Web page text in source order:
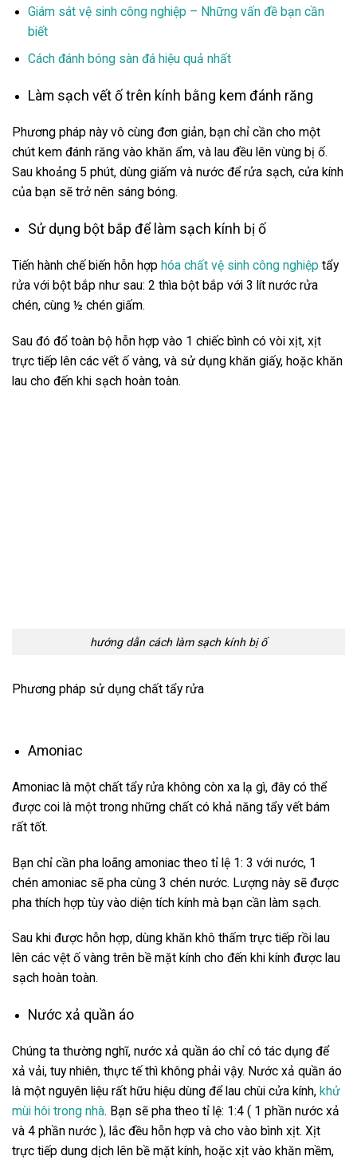
Giám sát vệ sinh công nghiệp – Những vấn đề bạn cần
biết
Cách đánh bóng sàn đá hiệu quả nhất
Làm sạch vết ố trên kính bằng kem đánh răng
Phương pháp này vô cùng đơn giản, bạn chỉ cần cho một
chút kem đánh răng vào khăn ẩm, và lau đều lên vùng bị ố.
Sau khoảng 5 phút, dùng giấm và nước để rửa sạch, cửa kính
của bạn sẽ trở nên sáng bóng.
Sử dụng bột bắp để làm sạch kính bị ố
Tiến hành chế biến hỗn hợp hóa chất vệ sinh công nghiệp tẩy
rửa với bột bắp như sau: 2 thìa bột bắp với 3 lít nước rửa
chén, cùng ½ chén giấm.
Sau đó đổ toàn bộ hỗn hợp vào 1 chiếc bình có vòi xịt, xịt
trực tiếp lên các vết ố vàng, và sử dụng khăn giấy, hoặc khăn
lau cho đến khi sạch hoàn toàn.
hướng dẫn cách làm sạch kính bị ố
Phương pháp sử dụng chất tẩy rửa
Amoniac
Amoniac là một chất tẩy rửa không còn xa lạ gì, đây có thể
được coi là một trong những chất có khả năng tẩy vết bám
rất tốt.
Bạn chỉ cần pha loãng amoniac theo tỉ lệ 1: 3 với nước, 1
chén amoniac sẽ pha cùng 3 chén nước. Lượng này sẽ được
pha thích hợp tùy vào diện tích kính mà bạn cần làm sạch.
Sau khi được hỗn hợp, dùng khăn khô thấm trực tiếp rồi lau
lên các vệt ố vàng trên bề mặt kính cho đến khi kính được lau
sạch hoàn toàn.
Nước xả quần áo
Chúng ta thường nghĩ, nước xả quần áo chỉ có tác dụng để
xả vải, tuy nhiên, thực tế thì không phải vậy. Nước xả quần áo
là một nguyên liệu rất hữu hiệu dùng để lau chùi cửa kính, khử
mùi hôi trong nhà. Bạn sẽ pha theo tỉ lệ: 1:4 ( 1 phần nước xả
và 4 phần nước ), lắc đều hỗn hợp và cho vào bình xịt. Xịt
trực tiếp dung dịch lên bề mặt kính, hoặc xịt vào khăn mềm,